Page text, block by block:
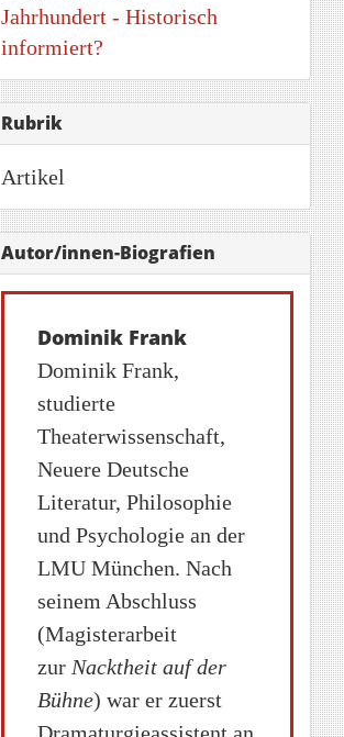
Jahrhundert - Historisch
informiert?
Rubrik
Artikel
Autor/innen-Biografien
Dominik Frank
Dominik Frank,
studierte
Theaterwissenschaft,
Neuere Deutsche
Literatur, Philosophie
und Psychologie an der
LMU München. Nach
seinem Abschluss
(Magisterarbeit
zur Nacktheit auf der
Bühne) war er zuerst